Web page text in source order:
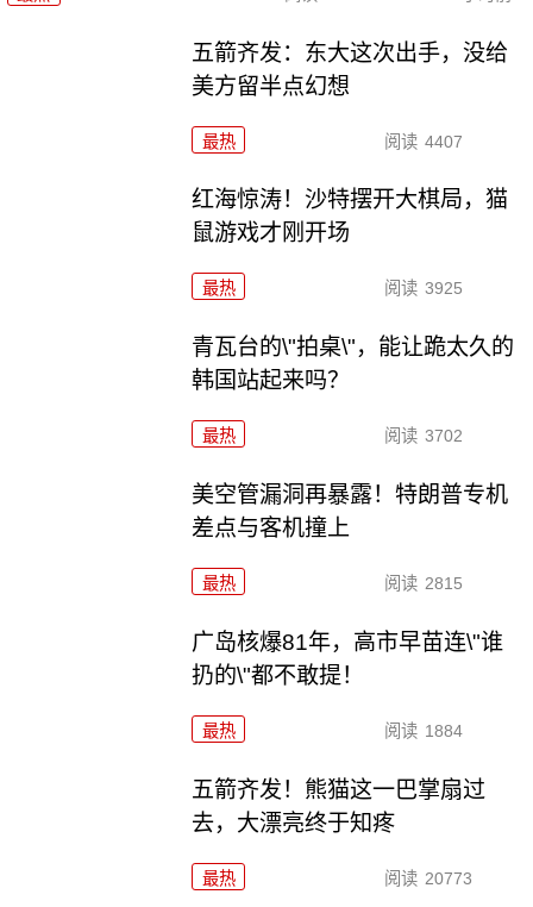
五箭齐发：东大这次出手，没给
美方留半点幻想
最热 阅读 4407
红海惊涛！沙特摆开大棋局，猫
鼠游戏才刚开场
最热 阅读 3925
青瓦台的\"拍桌\"，能让跪太久的
韩国站起来吗？
最热 阅读 3702
美空管漏洞再暴露！特朗普专机
差点与客机撞上
最热 阅读 2815
广岛核爆81年，高市早苗连\"谁
扔的\"都不敢提！
最热 阅读 1884
五箭齐发！熊猫这一巴掌扇过
去，大漂亮终于知疼
最热 阅读 20773